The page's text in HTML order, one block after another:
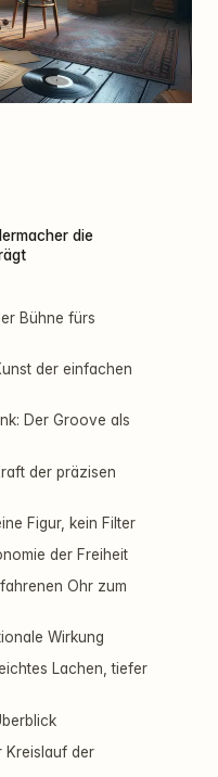
die
Bühne fürs
der einfachen
Der Groove als
der präzisen
Figur, kein Filter
der Freiheit
Ohr zum
Wirkung
Lachen, tiefer
Kreislauf der